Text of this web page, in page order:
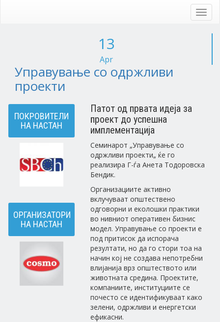
13
Apr
Управување со одржливи
проекти
ПОКРОВИТЕЛИ
НА НАСТАН
ОРГАНИЗАТОРИ
НА НАСТАН
Патот од првата идеја за
проект до успешна
имплементација
Семинарот „Управување со
одржливи проекти„ ќе го
реализира Г-ѓа Анета Тодоровска
Бендик.
Организациите активно
вклучуваат општествено
одговорни и еколошки практики
во нивниот оперативен бизнис
модел. Управување со проекти е
под притисок да испорача
резултати, но да го стори тоа на
начин кој не создава непотребни
влијанија врз општеството или
животната средина. Проектите,
компаниите, институциите се
почесто се идентификуваат како
зелени, одржливи и енергетски
ефикасни.